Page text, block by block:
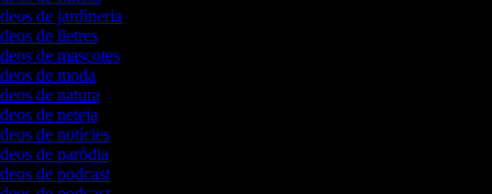
de jardineria
de lletres
de mascotes
de moda
de natura
de neteja
de notícies
de paròdia
de podcast